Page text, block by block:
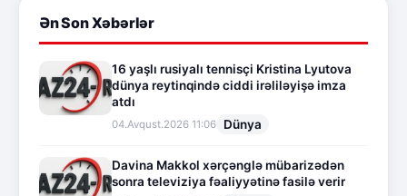
Ən Son Xəbərlər
16 yaşlı rusiyalı tennisçi Kristina Lyutova
dünya reytinqində ciddi irəliləyişə imza
atdı
04.Avqust.2026 11:06 Dünya
Davina Makkol xərçənglə mübarizədən
sonra televiziya fəaliyyətinə fasilə verir